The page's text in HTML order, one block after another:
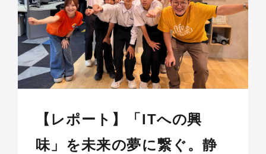
【レポート】「ITへの興
味」を未来の夢に繋ぐ。静